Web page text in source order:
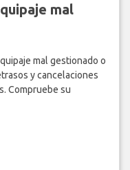
mal
mal gestionado o
y cancelaciones
Compruebe su